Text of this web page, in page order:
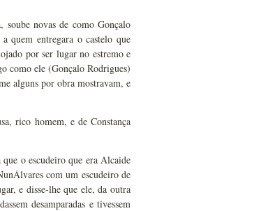
soube novas de como Gonçalo
quem entregara o castelo que
por ser lugar no estremo e
como ele (Gonçalo Rodrigues)
alguns por obra mostravam, e
rico homem, e de Constança
o escudeiro que era Alcaide
com um escudeiro de
e disse-lhe que ele, da outra
desamparadas e tivessem